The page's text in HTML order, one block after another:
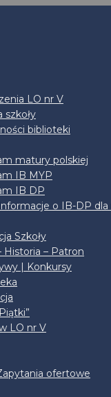
LO nr V
szkoły
biblioteki
matury polskiej
IB MYP
IB DP
o IB-DP
Szkoły
Historia – Patron
| Konkursy
LO nr V
ofertowe